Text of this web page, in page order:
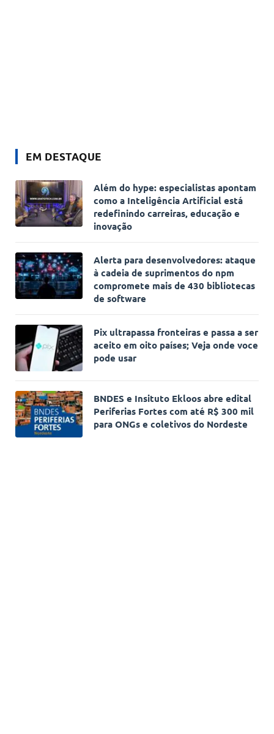
EM DESTAQUE
Além do hype: especialistas apontam
como a Inteligência Artificial está
redefinindo carreiras, educação e
inovação
Alerta para desenvolvedores: ataque
à cadeia de suprimentos do npm
compromete mais de 430 bibliotecas
de software
Pix ultrapassa fronteiras e passa a ser
aceito em oito países; Veja onde voce
pode usar
BNDES e Insituto Ekloos abre edital
Periferias Fortes com até R$ 300 mil
para ONGs e coletivos do Nordeste